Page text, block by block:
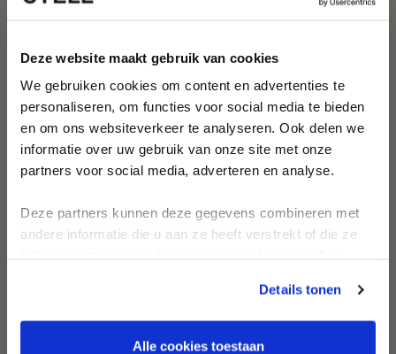
Deze website maakt gebruik van cookies
We gebruiken cookies om content en advertenties te
personaliseren, om functies voor social media te bieden
en om ons websiteverkeer te analyseren. Ook delen we
informatie over uw gebruik van onze site met onze
partners voor social media, adverteren en analyse.
Deze partners kunnen deze gegevens combineren met
andere informatie die u aan ze heeft verstrekt of die ze
Details tonen
Alle cookies toestaan
GROOVY GRAPHIC PULL-UP
BADEANZUG
€59,95
€119,95
SCARLETT V-AUSSCHNITT
BADEANZUG
€109,95
Erhalte 10 % Rabatt
Entdecke als Erste neue
Kollektionen und zeitlose
Designs
Erhalte persönliche Bademoden-
Beratung und inspirierende Looks
First name
10 % RABATT SICHERN